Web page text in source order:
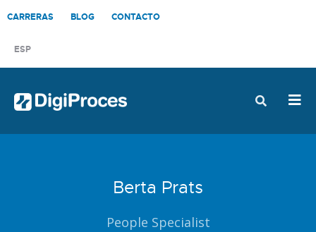
CARRERAS BLOG CONTACTO
ESP
Berta Prats
People Specialist